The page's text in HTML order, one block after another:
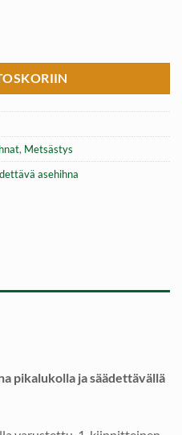
, Metsästys
asehihna
pikalukolla ja säädettävällä